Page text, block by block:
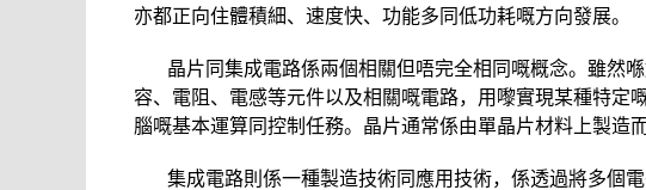
亦都正向住體積細、速度快、功能多同低功耗嘅方向發展。
晶片同集成電路係兩個相關但唔完全相同嘅概念。雖然
容、電阻、電感等元件以及相關嘅電路，用嚟實現某種特定
腦嘅基本運算同控制任務。晶片通常係由單晶片材料上製造
集成電路則係一種製造技術同應用技術，係透過將多個